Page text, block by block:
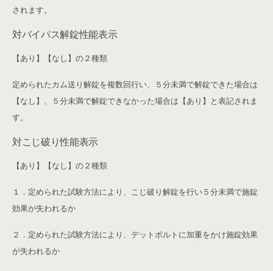
されます。
対バイパス解錠性能表示
【あり】【なし】の２種類
定められたカム送り解錠を複数回行い、５分未満で解錠できた場合は
【なし】、５分未満で解錠できなかった場合は【あり】と表記されま
す。
対こじ破り性能表示
【あり】【なし】の２種類
１．定められた試験方法により、こじ破り解錠を行い５分未満で施錠
効果が失われるか
２．定められた試験方法により、デットボルトに加重をかけ施錠効果
が失われるか